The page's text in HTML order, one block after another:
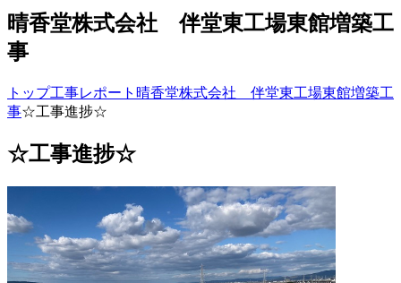
晴香堂株式会社 伴堂東工場東館増築工
事
トップ工事レポート 晴香堂株式会社 伴堂東工場東館増築工
事☆工事進捗☆
☆工事進捗☆